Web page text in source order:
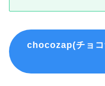
chocozap(チョコ